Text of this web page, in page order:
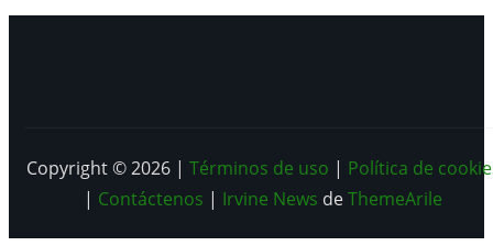
Copyright © 2026 | Términos de uso | Política de
| Contáctenos | Irvine News deThemeArile